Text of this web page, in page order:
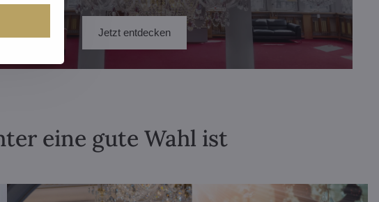
Jetzt entdecken
eine gute Wahl ist